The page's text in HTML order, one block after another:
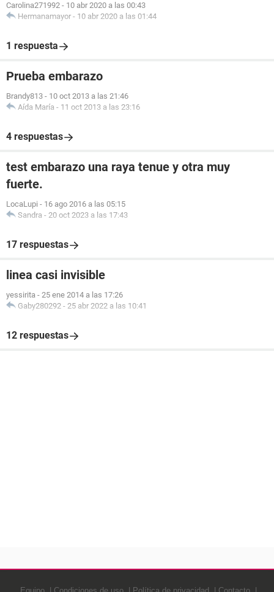
Carolina271992 - 10 abr 2020 a las 00:43
Hermanamayor - 10 abr 2020 a las 01:44
1 respuesta
Prueba embarazo
Brandy813 - 10 oct 2013 a las 21:46
Aída María - 11 oct 2013 a las 23:16
4 respuestas
test embarazo una raya tenue y otra muy
fuerte.
LocaLupi - 16 ago 2016 a las 05:15
Sandra - 20 oct 2023 a las 17:43
17 respuestas
linea casi invisible
yessirita - 25 ene 2014 a las 17:26
Gaby280292 - 25 abr 2022 a las 10:41
12 respuestas